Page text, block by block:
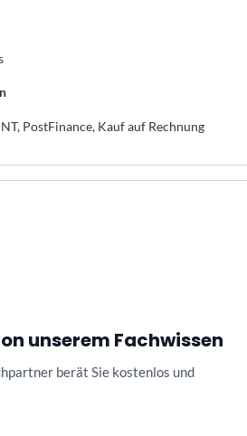
PostFinance, Kauf auf Rechnung
unserem Fachwissen
berät Sie kostenlos und